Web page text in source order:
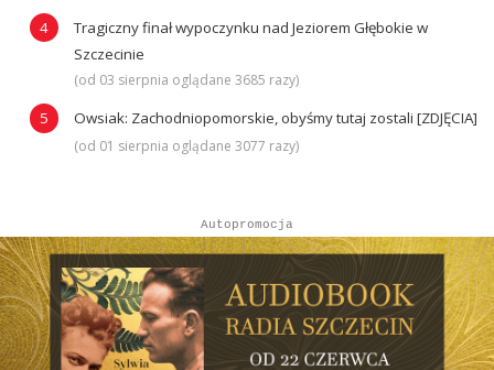
Tragiczny finał wypoczynku nad Jeziorem Głębokie w
Szczecinie
(od 03 sierpnia oglądane 3685 razy)
Owsiak: Zachodniopomorskie, obyśmy tutaj zostali [ZDJĘCIA]
(od 01 sierpnia oglądane 3077 razy)
Autopromocja